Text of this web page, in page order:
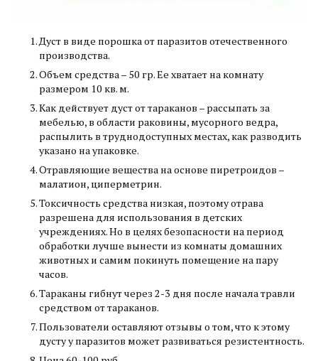
Дуст в виде порошка от паразитов отечественного
производства.
Объем средства – 50 гр. Ее хватает на комнату
размером 10 кв. м.
Как действует дуст от тараканов – рассыпать за
мебелью, в области раковины, мусорного ведра,
распылить в труднодоступных местах, как разводить
указано на упаковке.
Отравляющие вещества на основе пиретроидов –
малатион, циперметрин.
Токсичность средства низкая, поэтому отрава
разрешена для использования в детских
учреждениях. Но в целях безопасности на период
обработки лучше вынести из комнаты домашних
животных и самим покинуть помещение на пару
часов.
Тараканы гибнут через 2-3 дня после начала травли
средством от тараканов.
Пользователи оставляют отзывы о том, что к этому
дусту у паразитов может развиваться резистентность.